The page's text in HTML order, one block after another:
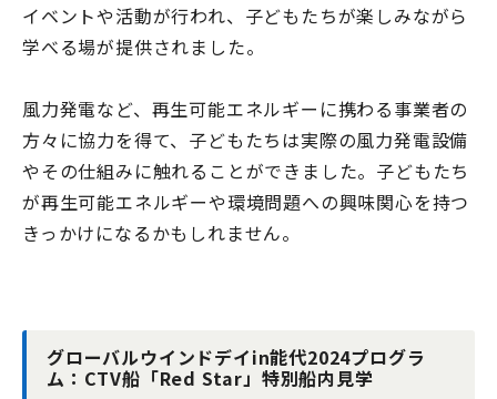
イベントや活動が行われ、子どもたちが楽しみながら
学べる場が提供されました。
風力発電など、再生可能エネルギーに携わる事業者の
方々に協力を得て、子どもたちは実際の風力発電設備
やその仕組みに触れることができました。子どもたち
が再生可能エネルギーや環境問題への興味関心を持つ
きっかけになるかもしれません。
グローバルウインドデイin能代2024プログラ
ム：CTV船「Red Star」特別船内見学